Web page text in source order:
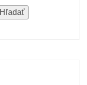
Hľadať